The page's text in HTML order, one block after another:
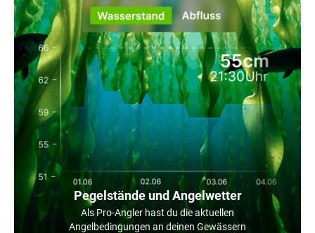
Pegelstände und Angelwetter
Als Pro-Angler hast du die aktuellen
Angelbedingungen an deinen Gewässern